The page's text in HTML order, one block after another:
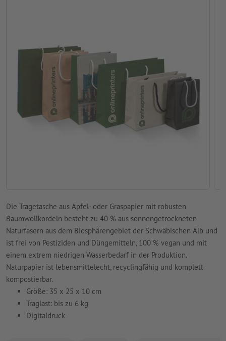
Die Tragetasche aus Apfel- oder Graspapier mit robusten
Baumwollkordeln besteht zu 40 % aus sonnengetrockneten
Naturfasern aus dem Biosphärengebiet der Schwäbischen Alb und
ist frei von Pestiziden und Düngemitteln, 100 % vegan und mit
einem extrem niedrigen Wasserbedarf in der Produktion.
Naturpapier ist lebensmittelecht, recyclingfähig und komplett
kompostierbar.
Größe: 35 x 25 x 10 cm
Traglast: bis zu 6 kg
Digitaldruck